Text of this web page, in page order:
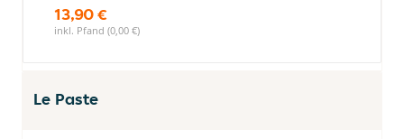
13,90 €
inkl. Pfand (0,00 €)
Le Paste